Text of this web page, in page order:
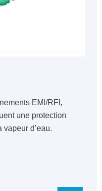
EMI/RFI,
une protection
vapeur d’eau.